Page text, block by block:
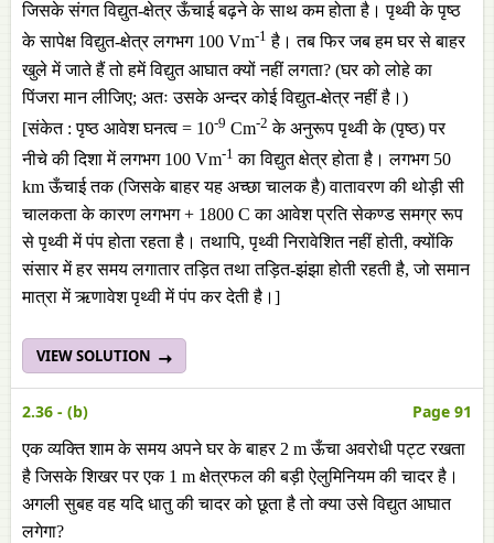
जिसके संगत विद्युत-क्षेत्र ऊँचाई बढ़ने के साथ कम होता है। पृथ्वी के पृष्ठ
के सापेक्ष विद्युत-क्षेत्र लगभग 100 Vm-1 है। तब फिर जब हम घर से बाहर
खुले में जाते हैं तो हमें विद्युत आघात क्यों नहीं लगता? (घर को लोहे का
पिंजरा मान लीजिए; अतः उसके अन्दर कोई विद्युत-क्षेत्र नहीं है।)
[संकेत : पृष्ठ आवेश घनत्व = 10-9 Cm-2 के अनुरूप पृथ्वी के (पृष्ठ) पर
नीचे की दिशा में लगभग 100 Vm-1 का विद्युत क्षेत्र होता है। लगभग 50
km ऊँचाई तक (जिसके बाहर यह अच्छा चालक है) वातावरण की थोड़ी सी
चालकता के कारण लगभग + 1800 C का आवेश प्रति सेकण्ड समग्र रूप
से पृथ्वी में पंप होता रहता है। तथापि, पृथ्वी निरावेशित नहीं होती, क्योंकि
संसार में हर समय लगातार तड़ित तथा तड़ित-झंझा होती रहती है, जो समान
मात्रा में ऋणावेश पृथ्वी में पंप कर देती है।]
VIEW SOLUTION
2.36 - (b) Page 91
एक व्यक्ति शाम के समय अपने घर के बाहर 2 m ऊँचा अवरोधी पट्ट रखता
है जिसके शिखर पर एक 1 m क्षेत्रफल की बड़ी ऐलुमिनियम की चादर है।
अगली सुबह वह यदि धातु की चादर को छूता है तो क्या उसे विद्युत आघात
लगेगा?